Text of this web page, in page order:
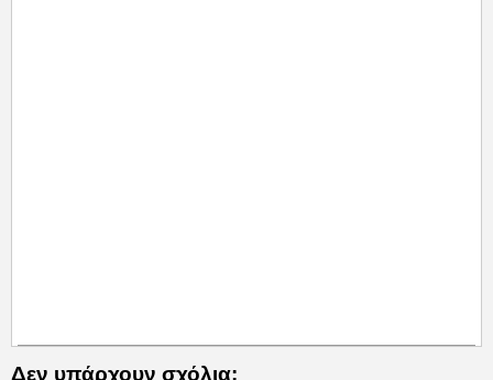
Δεν υπάρχουν σχόλια: